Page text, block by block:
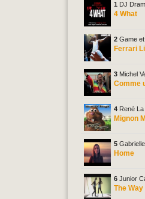
1 DJ
4 What
2 Game
Ferrari
3 Michel
Comme
4 René
Mignon
5
Home
6 Junior
The Way